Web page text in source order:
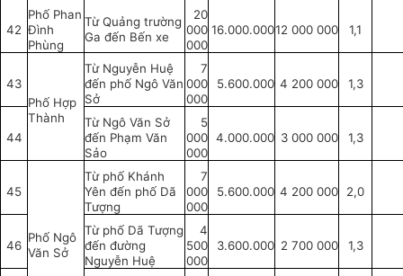
42
Phố Phan
Đình
Phùng
Từ Quảng trường
Ga đến Bến xe
20
000
000
16.000.00012 000 000 1,1
43
Phố Hợp
Thành
Từ Nguyễn Huệ
đến phố Ngô Văn
Sở
7
000
000
5.600.000 4 200 000 1,3
44
Từ Ngô Văn Sở
đến Phạm Văn
Sảo
5
000
000
4.000.000 3 000 000 1,3
45
Phố Ngô
Văn Sở
Từ phố Khánh
Yên đến phố Dã
Tượng
7
000
000
5.600.000 4 200 000 2,0
46
Từ phố Dã Tượng
đến đường
Nguyễn Huệ
4
500
000
3.600.000 2 700 000 1,3